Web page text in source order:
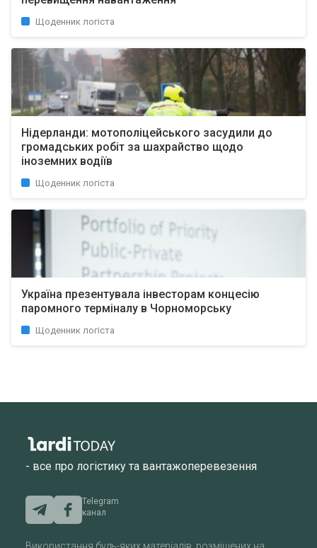
Щоденник логіста
Нідерланди: мотополіцейського засудили до
громадських робіт за шахрайство щодо
іноземних водіїв
Щоденник логіста
Україна презентувала інвесторам концесію
паромного терміналу в Чорноморську
Щоденник логіста
- все про логістику та вантажоперевезення
Telegram
канал